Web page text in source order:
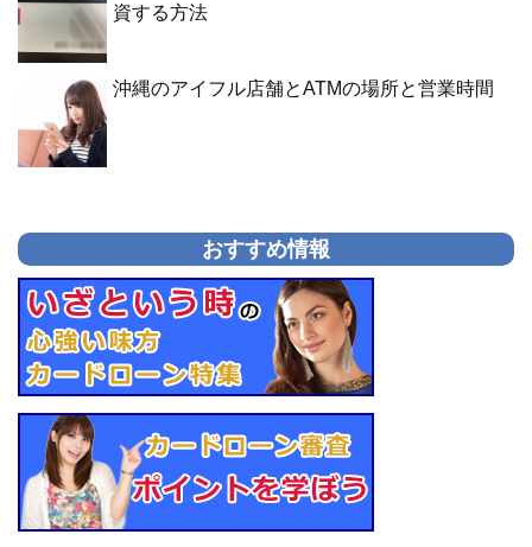
資する方法
沖縄のアイフル店舗とATMの場所と営業時間
おすすめ情報